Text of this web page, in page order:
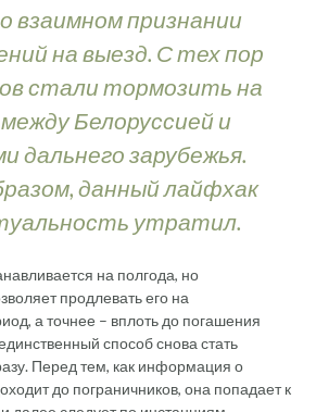
взаимном признании
на выезд. С тех пор
стали тормозить на
Белоруссией и
дальнего зарубежья.
данный лайфхак
утратил.
на полгода, но
продлевать его на
а точнее – вплоть до погашения
способ снова стать
Перед тем, как информация о
до пограничников, она попадает к